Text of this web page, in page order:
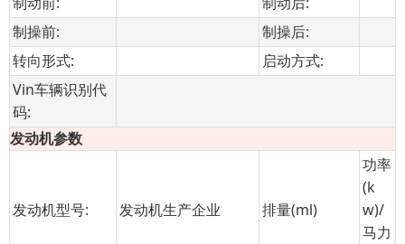
制操前:
制操后:
转向形式:
启动方式:
Vin车辆识别代
码:
发动机参数
发动机型号: 发动机生产企业 排量(ml)
功率
(k
w)/
马力